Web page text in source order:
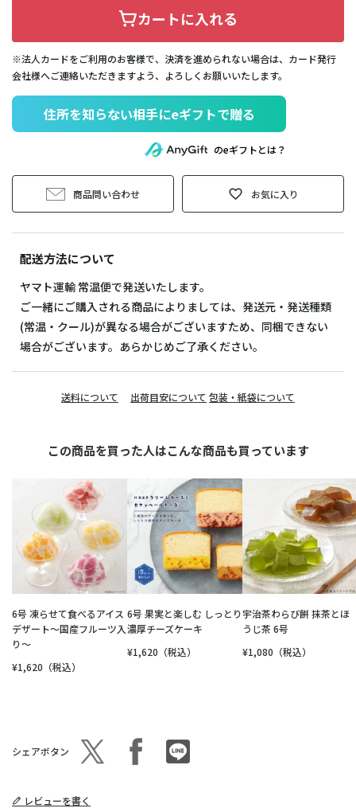
カートに入れる
※法人カードをご利用のお客様で、決済を進められない場合は、カード発行
会社様へご連絡いただきますよう、よろしくお願いいたします。
住所を知らない相手にeギフトで贈る
のeギフトとは？
商品問い合わせ お気に入り
配送方法について
ヤマト運輸 常温便で発送いたします。
ご一緒にご購入される商品によりましては、発送元・発送種類
(常温・クール)が異なる場合がございますため、同梱できない
場合がございます。あらかじめご了承ください。
送料について 出荷目安について 包装・紙袋について
この商品を買った人はこんな商品も買っています
6号 凍らせて食べるアイス
デザート～国産フルーツ入
り～
¥1,620（税込）
6号 果実と楽しむ しっとり
濃厚チーズケーキ
¥1,620（税込）
宇治茶わらび餅 抹茶とほ
うじ茶 6号
¥1,080（税込）
シェアボタン
レビューを書く